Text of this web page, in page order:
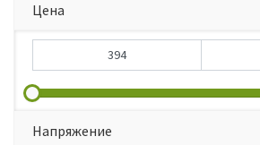
Цена
Напряжение